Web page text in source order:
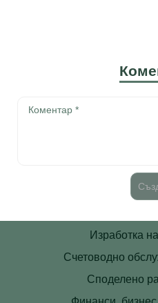
Изработка
Счетоводно
Споделено